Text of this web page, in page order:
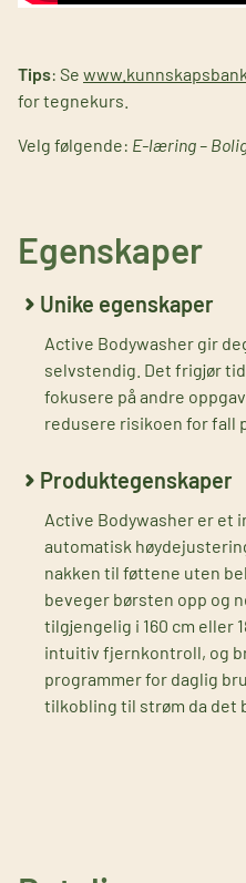
Tips: Se
for tegnekurs.
Velg følgende: E-læring –
Egenskaper
Unike egenskaper
Active Bodywasher gir
selvstendig. Det frigjør
fokusere på andre
redusere risikoen for fall
Produktegenskaper
Active Bodywasher er et
automatisk
nakken til føttene uten
beveger børsten opp og
tilgjengelig i 160 cm eller
intuitiv fjernkontroll, og
programmer for daglig
tilkobling til strøm da det